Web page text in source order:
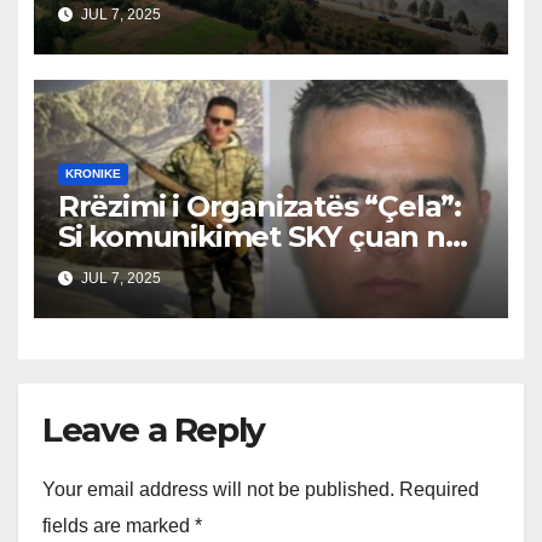
JUL 7, 2025
KRONIKE
Rrëzimi i Organizatës “Çela”:
Si komunikimet SKY çuan në
prangosjen e bandës, Suel
Çela ende i lirë
JUL 7, 2025
Leave a Reply
Your email address will not be published. Required
fields are marked *